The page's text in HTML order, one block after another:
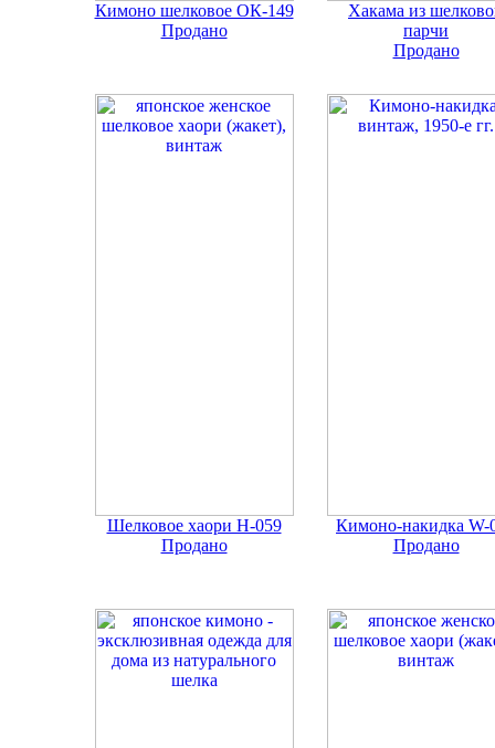
Кимоно шелковое ОК-149
Продано
Хакама из
парчи
Продано
Шелковое хаори Н-059
Продано
Кимоно-накидка W-
Продано